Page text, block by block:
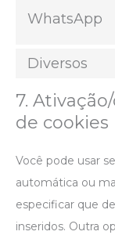
WhatsApp
Diversos
7.
de cookies
Você pode usar
automática ou
especificar que
inseridos. Outra